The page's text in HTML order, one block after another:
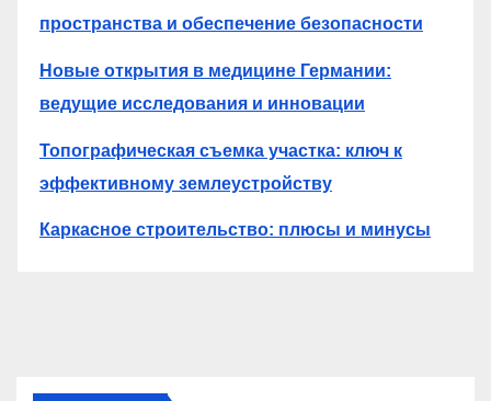
пространства и обеспечение безопасности
Новые открытия в медицине Германии:
ведущие исследования и инновации
Топографическая съемка участка: ключ к
эффективному землеустройству
Каркасное строительство: плюсы и минусы